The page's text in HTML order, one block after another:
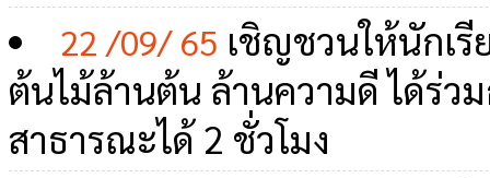
22 /09/ 65 เชิญชวนให้นักเ
ต้นไม้ล้านต้น ล้านความดี ได้ร่
สาธารณะได้ 2 ชั่วโมง